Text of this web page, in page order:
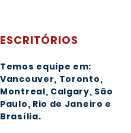
ESCRITÓRIOS
Temos equipe em:
Vancouver, Toronto,
Montreal, Calgary, São
Paulo, Rio de Janeiro e
Brasília.